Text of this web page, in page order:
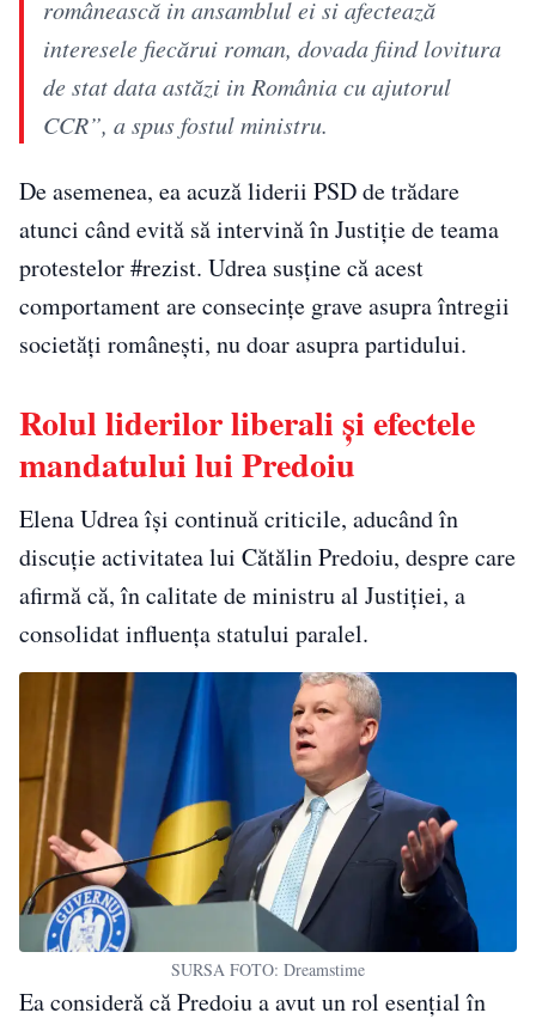
românească in ansamblul ei si afectează
interesele fiecărui roman, dovada fiind lovitura
de stat data astăzi in România cu ajutorul
CCR”, a spus fostul ministru.
De asemenea, ea acuză liderii PSD de trădare
atunci când evită să intervină în Justiție de teama
protestelor #rezist. Udrea susține că acest
comportament are consecințe grave asupra întregii
societăți românești, nu doar asupra partidului.
Rolul liderilor liberali și efectele
mandatului lui Predoiu
Elena Udrea își continuă criticile, aducând în
discuție activitatea lui Cătălin Predoiu, despre care
afirmă că, în calitate de ministru al Justiției, a
consolidat influența statului paralel.
SURSA FOTO: Dreamstime
Ea consideră că Predoiu a avut un rol esențial în